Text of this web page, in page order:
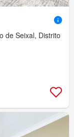
de Seixal, Distrito